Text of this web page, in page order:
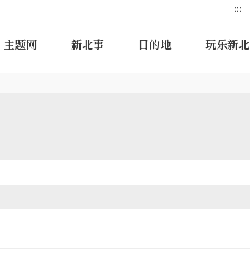
:::
主题网 新北事 目的地 玩乐新北